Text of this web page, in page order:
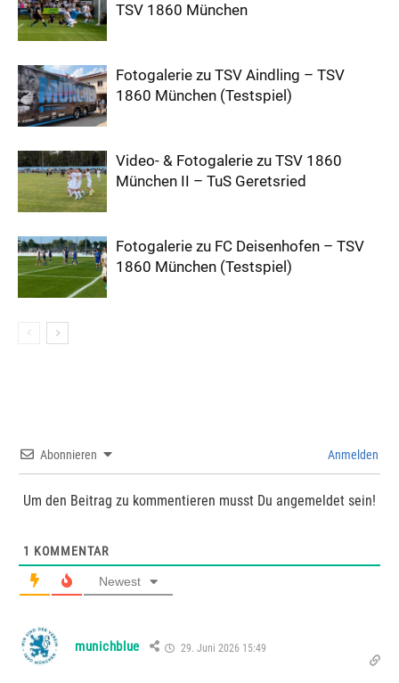
TSV 1860 München
Fotogalerie zu TSV Aindling – TSV
1860 München (Testspiel)
Video- & Fotogalerie zu TSV 1860
München II – TuS Geretsried
Fotogalerie zu FC Deisenhofen – TSV
1860 München (Testspiel)
Abonnieren Anmelden
Um den Beitrag zu kommentieren musst Du angemeldet sein!
1 KOMMENTAR
Newest
munichblue 29. Juni 2026 15:49